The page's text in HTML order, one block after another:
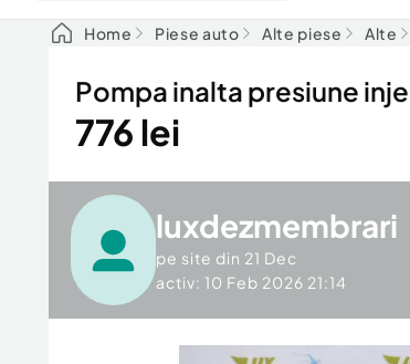
Home Piese auto Alte piese Alte
Pompa inalta presiune
776 lei
luxdezmembrari
pe site din 21 Dec
activ: 10 Feb 2026 21:14